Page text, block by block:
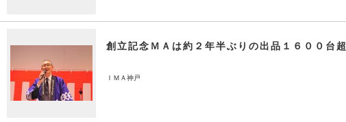
創立記念ＭＡは約２年半ぶりの出品１６００台超
ＩＭＡ神戸